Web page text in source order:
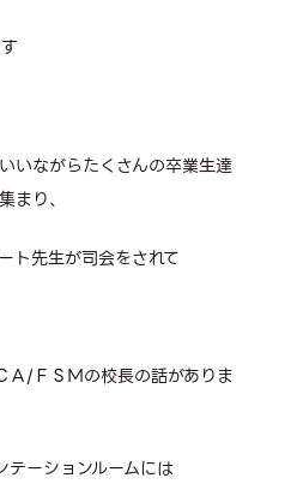
いながらたくさんの卒業生達
まり、
ト先生が司会をされて
Ａ/ＦＳＭの校長の話がありま
ーションルームには